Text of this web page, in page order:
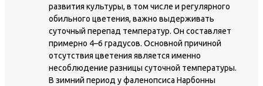
развития культуры, в том числе и регулярного
обильного цветения, важно выдерживать
суточный перепад температур. Он составляет
примерно 4–6 градусов. Основной причиной
отсутствия цветения является именно
несоблюдение разницы суточной температуры.
В зимний период у фаленопсиса Нарбонны